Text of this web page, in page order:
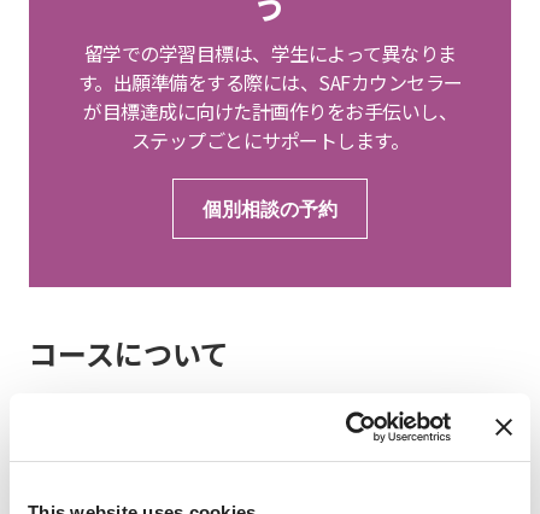
留学での学習目標は、学生によって異なりま
す。出願準備をする際には、SAFカウンセラー
が目標達成に向けた計画作りをお手伝いし、
ステップごとにサポートします。
個別相談の予約
コースについて
ミラノで働く間、他のIESインターンと共に3単位の必須
インターンシップセミナーにも参加し、オフィスの内外
における文化的問題を検討することで、インターン先の